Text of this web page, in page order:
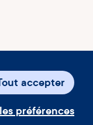
accepter
préférences